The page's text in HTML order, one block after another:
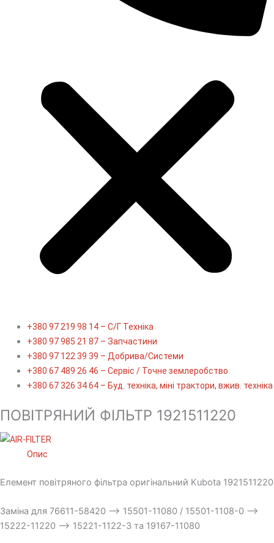
+380 97 219 98 14 – С/Г Техніка
+380 97 985 21 87 – Запчастини
+380 97 122 39 39 – Добрива/Cистеми
+380 67 489 26 46 – Сервіс / Точне землеробство
+380 67 326 34 64 – Буд. техніка, міні трактори, вжив. техніка
ПОВІТРЯНИЙ ФІЛЬТР 1921511220
Опис
Елемент повітряного фільтра оригінальний Kubota 1921511220
Заміна для 76611-58420 –> 15501-11080 / 15501-1108-0 –>
15222-11220 –> 15221-1122-3 та 19167-11080